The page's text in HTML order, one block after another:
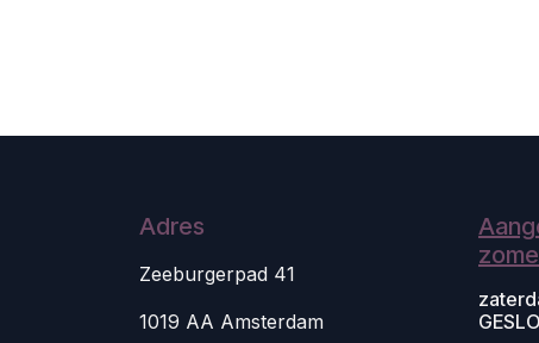
Adres
Zeeburgerpad 41
1019 AA Amsterdam